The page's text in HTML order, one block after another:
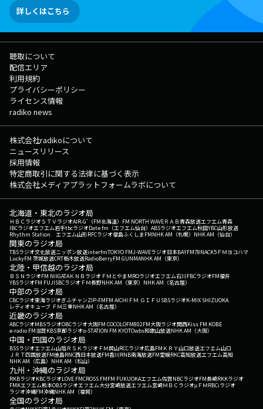
詳しくはこちら
聴取について
配信エリア
利用規約
プライバシーポリシー
ライセンス情報
radiko news
株式会社radikoについて
ニュースリリース
採用情報
特定商取引に関する法律に基づく表示
株式会社メディアプラットフォームラボについて
北海道・東北のラジオ局
ＨＢＣラジオＳＴＶラジオAIR-G'（FM北海道） FM NORTH WAVEＲＡＢ青森放送エフエム青森
IBCラジオエフエム岩手tbcラジオDate fm（エフエム仙台） ABSラジオエフエム秋田YBC山形放送
Rhythm Station エフエム山形RFCラジオ福島ふくしまFMNHK AM（札幌） NHK AM（仙台）
関東のラジオ局
TBSラジオ文化放送ニッポン放送interfmTOKYO FMJ-WAVEラジオ日本BAYFM78NACK5 ＦＭヨコハマ
LuckyFM 茨城放送CRT栃木放送RadioBerryFM GUNMANHK AM（東京）
北陸・甲信越のラジオ局
ＢＳＮラジオFM NIIGATAＫＮＢラジオ ＦＭとやまMROラジオエフエム石川FBCラジオFM福井
YBSラジオFM FUJISBCラジオ ＦＭ長野NHK AM（東京） NHK AM（名古屋）
中部のラジオ局
CBCラジオ東海ラジオぎふチャンZIP-FMFM AICHI ＦＭ ＧＩＦＵ SBSラジオK-MIX SHIZUOKA
レディオキューブ ＦＭ三重NHK AM（名古屋）
近畿のラジオ局
ABCラジオMBSラジオOBCラジオ大阪FM COCOLOFM802FM大阪ラジオ関西Kiss FM KOBE
e-radio FM滋賀KBS京都ラジオα-STATION FM KYOTOwbs和歌山放送NHK AM（大阪）
中国・四国のラジオ局
BSSラジオエフエム山陰ＲＳＫラジオ ＦＭ岡山RCCラジオ広島FM ＫＲＹ山口放送エフエム山口
ＪＲＴ四国放送FM徳島RNC西日本放送FM香川RNB南海放送FM愛媛RKC高知放送エフエム高知
NHK AM（広島） NHK AM（松山）
九州・沖縄のラジオ局
RKBラジオKBCラジオLOVE FMCROSS FMFM FUKUOKAエフエム佐賀NBCラジオFM長崎RKKラジオ
FMKエフエム熊本OBSラジオエフエム大分宮崎放送エフエム宮崎ＭＢＣラジオμＦＭRBCiラジオ
ラジオ沖縄FM沖縄NHK AM（福岡）
全国のラジオ局